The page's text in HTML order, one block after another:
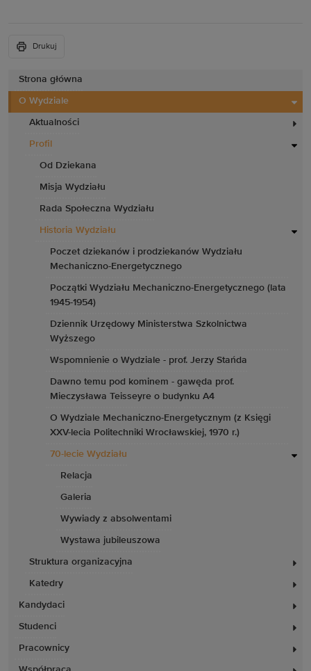
Strona główna
O Wydziale
Aktualności
Profil
Od Dziekana
Misja Wydziału
Rada Społeczna Wydziału
Historia Wydziału
Poczet dziekanów i prodziekanów Wydziału
Mechaniczno-Energetycznego
Początki Wydziału Mechaniczno-Energetycznego (lata
1945-1954)
Dziennik Urzędowy Ministerstwa Szkolnictwa
Wyższego
Wspomnienie o Wydziale - prof. Jerzy Stańda
Dawno temu pod kominem - gawęda prof.
Mieczysława Teisseyre o budynku A4
O Wydziale Mechaniczno-Energetycznym (z Księgi
XXV-lecia Politechniki Wrocławskiej, 1970 r.)
70-lecie Wydziału
Relacja
Galeria
Wywiady z absolwentami
Wystawa jubileuszowa
Struktura organizacyjna
Katedry
Kandydaci
Studenci
Pracownicy
Drukuj